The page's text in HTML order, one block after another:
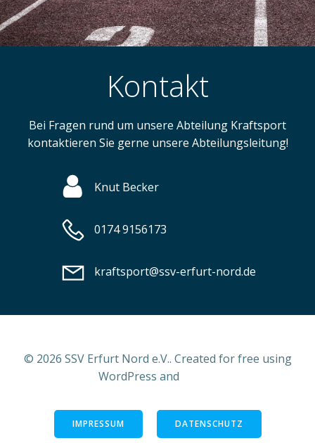
Kontakt
Bei Fragen rund um unsere Abteilung Kraftsport
kontaktieren Sie gerne unsere Abteilungsleitung!
Knut Becker
0174 9156173
kraftsport@ssv-erfurt-nord.de
© 2026 SSV Erfurt Nord e.V.. Created for free using
WordPress and
IMPRESSUM DATENSCHUTZ